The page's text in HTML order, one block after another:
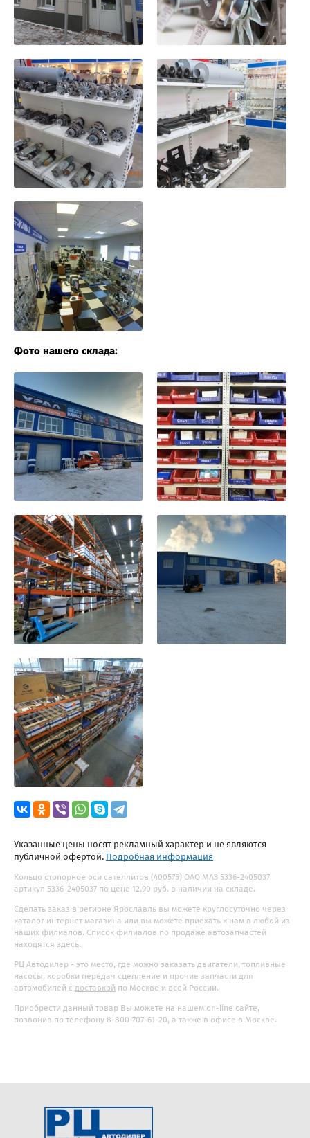
Фото нашего склада:
Указанные цены носят рекламный характер и не являются
публичной офертой. Подробная информация
Кольцо стопорное оси сателлитов (400575) ОАО МАЗ 5336-2405037
артикул 5336-2405037 по цене 12.90 руб. в наличии на складе.
Сделать заказ в регионе Ярославль вы можете круглосуточно через
каталог интернет магазина или вы можете приехать к нам в любой из
наших филиалов. Список филиалов по продаже автозапчастей
находятся здесь.
РЦ Автодилер - это место, где можно заказать двигатели, топливные
насосы, коробки передач сцепление и прочие запчасти для
автомобилей с доставкой по Москве и всей России.
Приобрести данный товар Вы можете на нашем on-line сайте,
позвонив по телефону 8-800-707-61-20, а также в офисе в Москве.